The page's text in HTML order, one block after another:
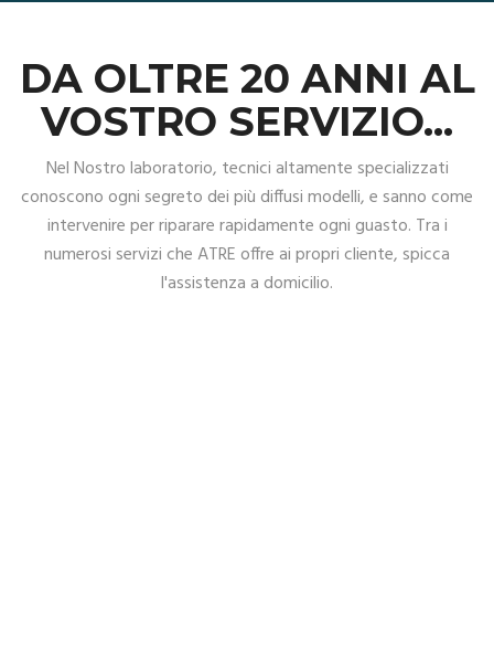
DA OLTRE 20 ANNI AL
VOSTRO SERVIZIO...
Nel Nostro laboratorio, tecnici altamente specializzati
conoscono ogni segreto dei più diffusi modelli, e sanno come
intervenire per riparare rapidamente ogni guasto. Tra i
numerosi servizi che ATRE offre ai propri cliente, spicca
l'assistenza a domicilio.